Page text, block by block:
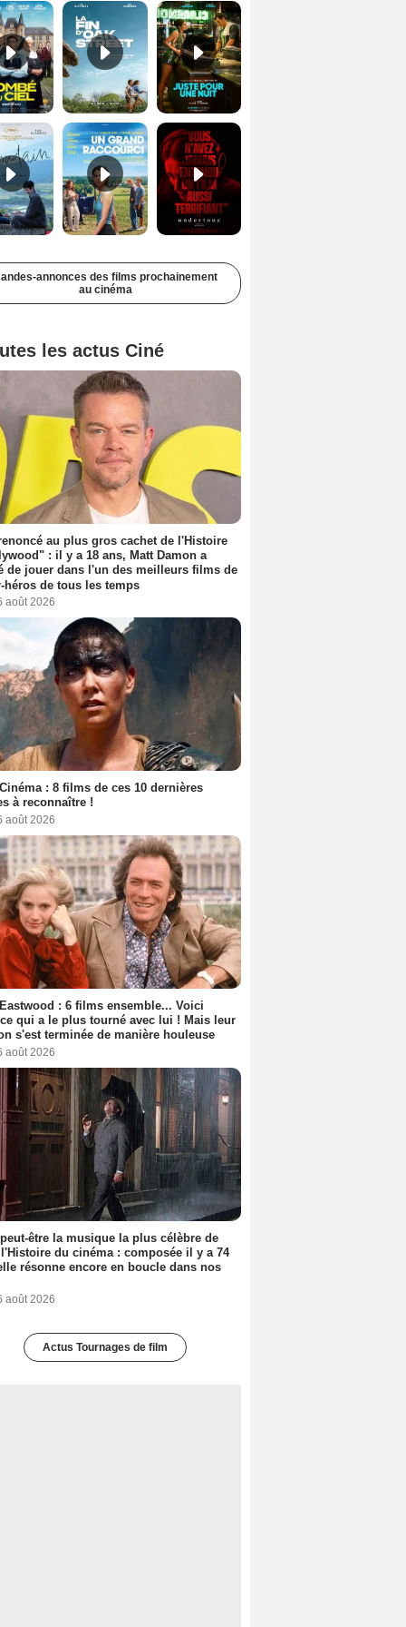
Soudain Bande-annonce VF STFR Un grand raccourci Bande-annonce VF
annonces des films prochainement
au cinéma
les actus Ciné
au plus gros cachet de l'Histoire
: il y a 18 ans, Matt Damon a
de jouer dans l'un des meilleurs films de
héros de tous les temps
août 2026
: 8 films de ces 10 dernières
à reconnaître !
août 2026
: 6 films ensemble... Voici
qui a le plus tourné avec lui ! Mais leur
s'est terminée de manière houleuse
août 2026
être la musique la plus célèbre de
du cinéma : composée il y a 74
résonne encore en boucle dans nos
août 2026
Actus Tournages de film